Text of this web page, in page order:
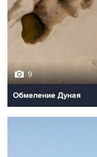
9
Обмеление Дуная